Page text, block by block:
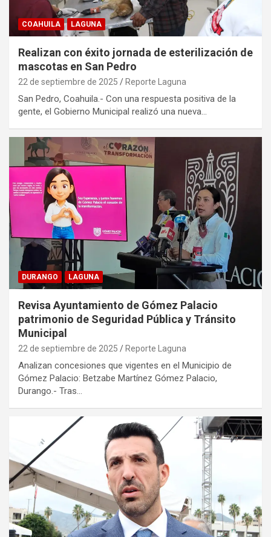
COAHUILA LAGUNA
Realizan con éxito jornada de esterilización de
mascotas en San Pedro
22 de septiembre de 2025 Reporte Laguna
San Pedro, Coahuila.- Con una respuesta positiva de la
gente, el Gobierno Municipal realizó una nueva…
DURANGO LAGUNA
Revisa Ayuntamiento de Gómez Palacio
patrimonio de Seguridad Pública y Tránsito
Municipal
22 de septiembre de 2025 Reporte Laguna
Analizan concesiones que vigentes en el Municipio de
Gómez Palacio: Betzabe Martínez Gómez Palacio,
Durango.- Tras…